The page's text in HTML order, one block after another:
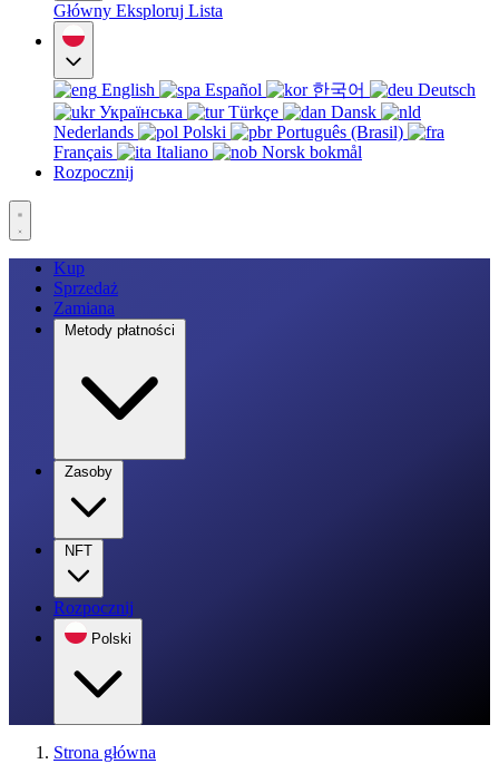
Główny Eksploruj Lista
English Español 한국어
Deutsch
Українська
Türkçe
Dansk
Nederlands
Polski
Português (Brasil)
Français
Italiano
Norsk bokmål
Rozpocznij
Kup
Sprzedaż
Zamiana
Metody płatności
Zasoby
NFT
Rozpocznij
Polski
Strona główna